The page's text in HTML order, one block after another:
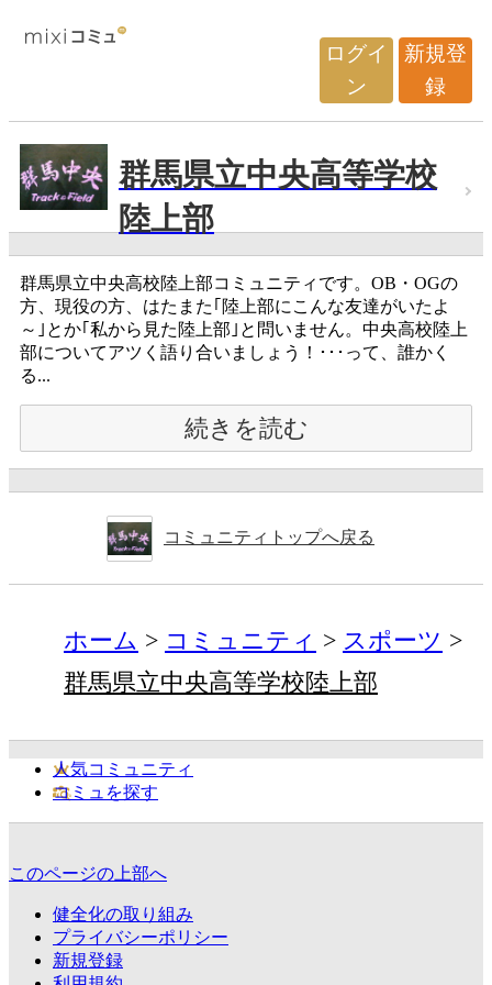
ログイ
ン
新規登
録
群馬県立中央高等学校
陸上部
群馬県立中央高校陸上部コミュニティです。OB・OGの
方、現役の方、はたまた｢陸上部にこんな友達がいたよ
～｣とか｢私から見た陸上部｣と問いません。中央高校陸上
部についてアツく語り合いましょう！･･･って、誰かく
る...
続きを読む
コミュニティトップへ戻る
ホーム コミュニティ
スポーツ
群馬県立中央高等学校陸上部
人気コミュニティ
コミュを探す
このページの上部へ
健全化の取り組み
プライバシーポリシー
新規登録